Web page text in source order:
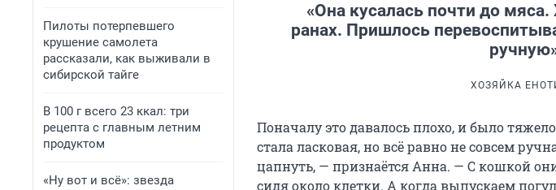
Пилоты потерпевшего
крушение самолета
рассказали, как выживали в
сибирской тайге
В 100 г всего 23 ккал: три
рецепта с главным летним
продуктом
«Ну вот и всё»: звезда
«Она кусалась почти до
ранах. Пришлось
ХОЗЯЙКА
Поначалу это давалось плохо, и было
стала ласковая, но всё равно не совсем
цапнуть, — признаётся Анна. — С кошкой
сидя около клетки. А когда выпускаем